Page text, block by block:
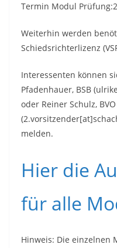
Termin Modul
Weiterhin werden
Schiedsrichterlizenz
Interessenten können
Pfadenhauer, BSB
oder Reiner Schulz, BVO
melden.
Hier die
für alle
Hinweis: Die einzelnen